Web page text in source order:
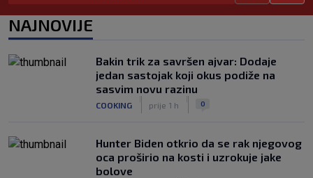
SK prije 5 h
Dinamo u finalu Ramljaka! Sutra protiv
Ajaxa na glavnom terenu Maksimira
|
prije 4 h
NAJNOVIJE
Bakin trik za savršen ajvar: Dodaje
jedan sastojak koji okus podiže na
sasvim novu razinu
COOKING prije 1 h 0
Hunter Biden otkrio da se rak njegovog
oca proširio na kosti i uzrokuje jake
bolove